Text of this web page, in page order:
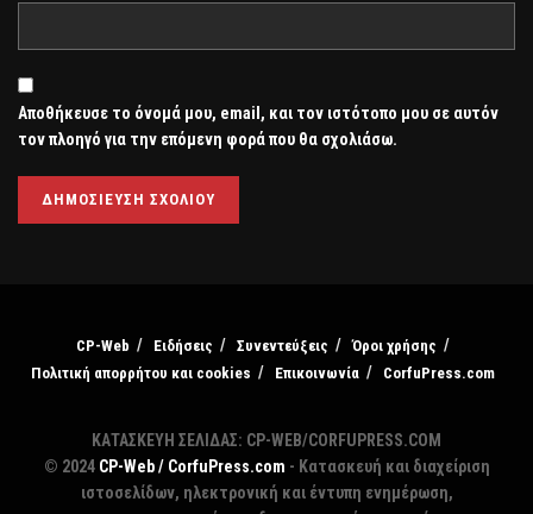
Αποθήκευσε το όνομά μου, email, και τον ιστότοπο μου σε αυτόν
τον πλοηγό για την επόμενη φορά που θα σχολιάσω.
CP-Web Ειδήσεις Συνεντεύξεις
Όροι χρήσης
Πολιτική απορρήτου και cookies
Επικοινωνία CorfuPress.com
ΚΑΤΑΣΚΕΥΗ ΣΕΛΙΔΑΣ: CP-WEB/CORFUPRESS.COM
© 2024 CP-Web / CorfuPress.com - Κατασκευή και διαχείριση
ιστοσελίδων, ηλεκτρονική και έντυπη ενημέρωση,